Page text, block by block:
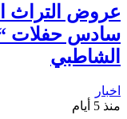
عروض التراث
سادس حفلات
الشاطبي
اخبار
منذ 5 أيام